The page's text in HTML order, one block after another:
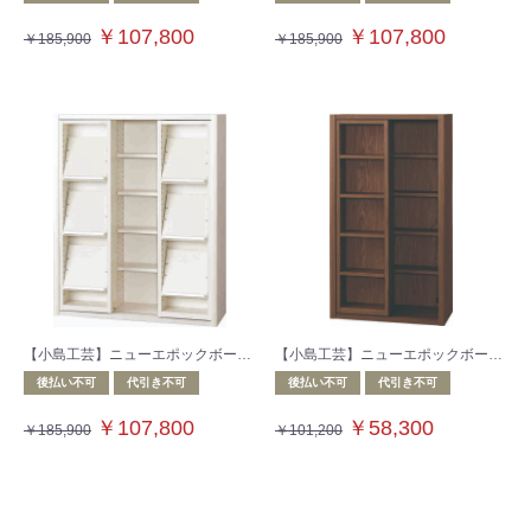
￥185,900 ￥107,800 ￥185,900 ￥107,800
後払い不可 代引き不可
￥185,900 ￥107,800
後払い不可 代引き不可
￥101,200 ￥58,300